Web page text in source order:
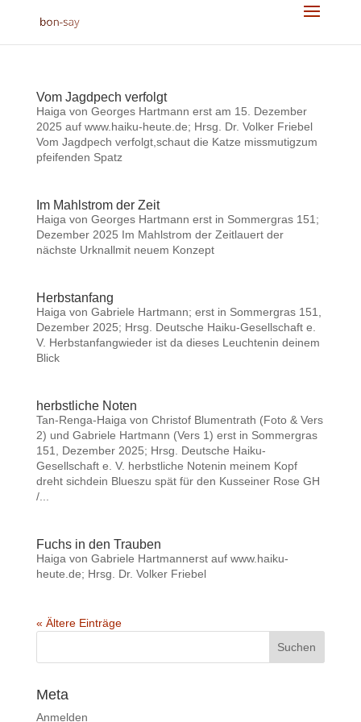
Vom Jagdpech verfolgt
Haiga von Georges Hartmann erst am 15. Dezember
2025 auf www.haiku-heute.de; Hrsg. Dr. Volker Friebel
Vom Jagdpech verfolgt,schaut die Katze missmutigzum
pfeifenden Spatz
Im Mahlstrom der Zeit
Haiga von Georges Hartmann erst in Sommergras 151;
Dezember 2025 Im Mahlstrom der Zeitlauert der
nächste Urknallmit neuem Konzept
Herbstanfang
Haiga von Gabriele Hartmann; erst in Sommergras 151,
Dezember 2025; Hrsg. Deutsche Haiku-Gesellschaft e.
V. Herbstanfangwieder ist da dieses Leuchtenin deinem
Blick
herbstliche Noten
Tan-Renga-Haiga von Christof Blumentrath (Foto & Vers
2) und Gabriele Hartmann (Vers 1) erst in Sommergras
151, Dezember 2025; Hrsg. Deutsche Haiku-
Gesellschaft e. V. herbstliche Notenin meinem Kopf
dreht sichdein Blueszu spät für den Kusseiner Rose GH
/...
Fuchs in den Trauben
Haiga von Gabriele Hartmannerst auf www.haiku-
heute.de; Hrsg. Dr. Volker Friebel
« Ältere Einträge
Meta
Anmelden